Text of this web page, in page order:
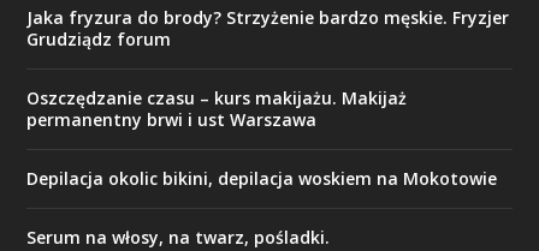
Jaka fryzura do brody? Strzyżenie bardzo męskie. Fryzjer
Grudziądz forum
Oszczędzanie czasu – kurs makijażu. Makijaż
permanentny brwi i ust Warszawa
Depilacja okolic bikini, depilacja woskiem na Mokotowie
Serum na włosy, na twarz, pośladki.